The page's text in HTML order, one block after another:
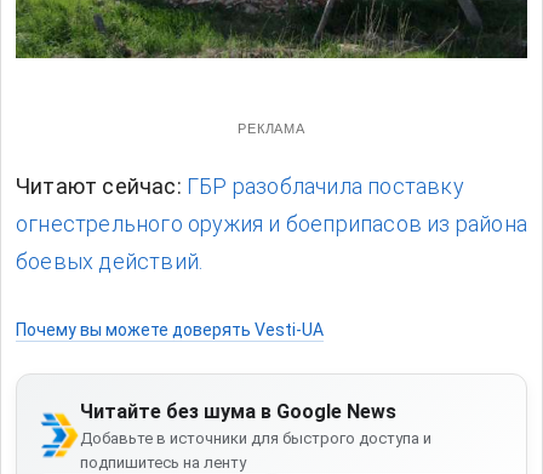
РЕКЛАМА
Читают сейчас: ГБР разоблачила поставку
огнестрельного оружия и боеприпасов из района
боевых действий.
Почему вы можете доверять Vesti-UA
Читайте без шума в Google News
Добавьте в источники для быстрого доступа и
подпишитесь на ленту